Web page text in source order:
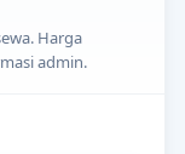
Harga
admin.